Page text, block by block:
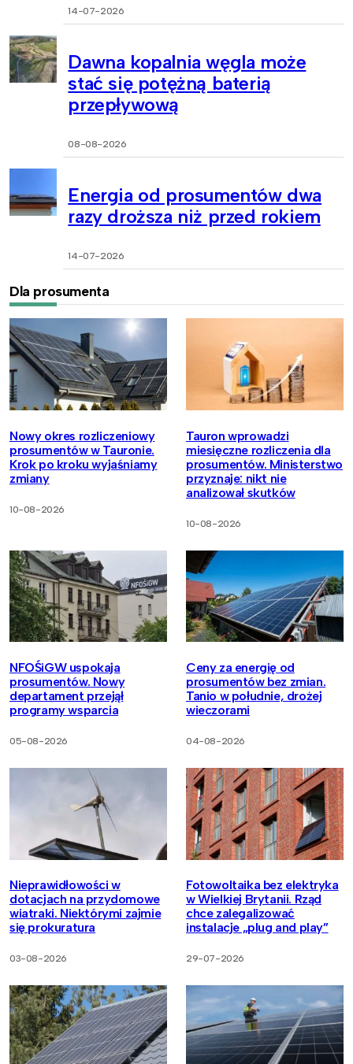
14-07-2026
Dawna kopalnia węgla może
stać się potężną baterią
przepływową
08-08-2026
Energia od prosumentów dwa
razy droższa niż przed rokiem
14-07-2026
Dla prosumenta
Nowy okres rozliczeniowy
prosumentów w Tauronie.
Krok po kroku wyjaśniamy
zmiany
10-08-2026
Tauron wprowadzi
miesięczne rozliczenia dla
prosumentów. Ministerstwo
przyznaje: nikt nie
analizował skutków
10-08-2026
NFOŚiGW uspokaja
prosumentów. Nowy
departament przejął
programy wsparcia
05-08-2026
Ceny za energię od
prosumentów bez zmian.
Tanio w południe, drożej
wieczorami
04-08-2026
Nieprawidłowości w
dotacjach na przydomowe
wiatraki. Niektórymi zajmie
się prokuratura
03-08-2026
Fotowoltaika bez elektryka
w Wielkiej Brytanii. Rząd
chce zalegalizować
instalacje „plug and play”
29-07-2026